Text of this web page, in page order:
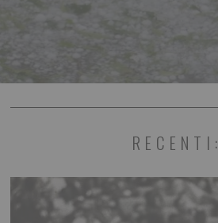
RECENTI: